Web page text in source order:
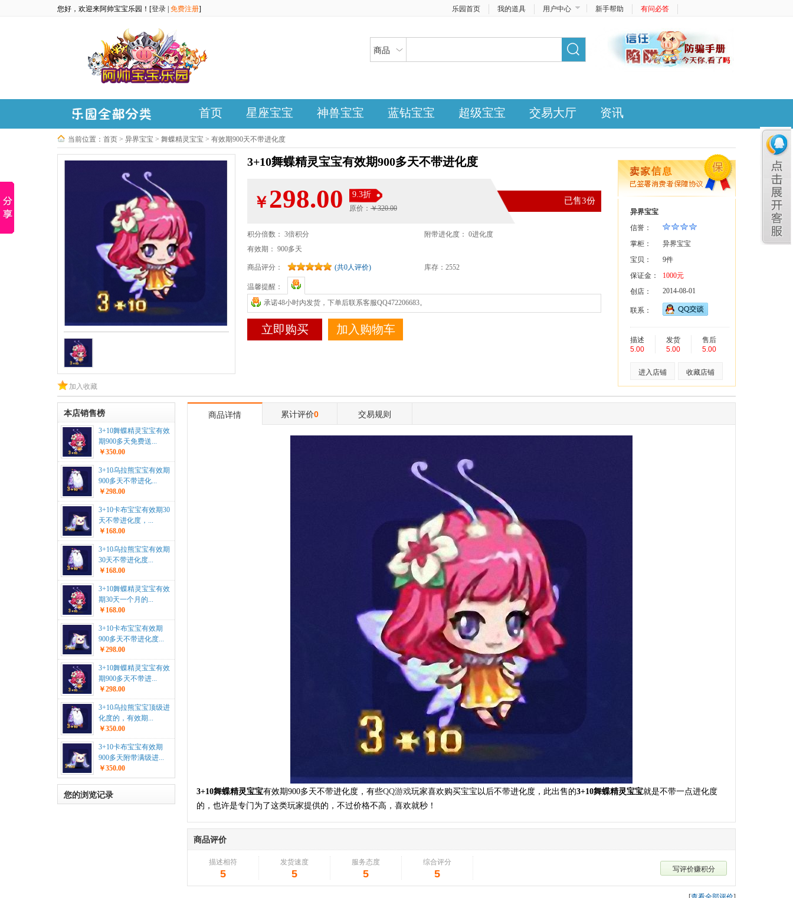
您好，欢迎来阿帅宝宝乐园！[登录 免费注册] 乐园首页 我的道具 用户中心 新手帮助 有问必答
商品
首页 星座宝宝 神兽宝宝 蓝钻宝宝 超级宝宝 交易大厅 资讯
当前位置： 首页 > 异界宝宝 > 舞蝶精灵宝宝 > 有效期900天不带进化度
加入收藏
3+10舞蝶精灵宝宝有效期900多天不带进化度
￥298.00 9.3折
原价： ￥320.00
已售3份
积分倍数： 3倍积分
附带进化度： 0进化度
有效期： 900多天
商品评分： (共0人评价) 库存： 2552
温馨提醒：
承诺48小时内发货，下单后联系客服QQ472206683。
立即购买 加入购物车
异界宝宝
信誉：
掌柜：
异界宝宝
宝贝：
9件
保证金：
1000元
创店：
2014-08-01
联系：
描述
5.00
发货
5.00
售后
5.00
进入店铺 收藏店铺
本店销售榜
3+10舞蝶精灵宝宝有效
期900多天免费送...
￥350.00
3+10乌拉熊宝宝有效期
900多天不带进化...
￥298.00
3+10卡布宝宝有效期30
天不带进化度，...
￥168.00
3+10乌拉熊宝宝有效期
30天不带进化度...
￥168.00
3+10舞蝶精灵宝宝有效
期30天一个月的...
￥168.00
3+10卡布宝宝有效期
900多天不带进化度...
￥298.00
3+10舞蝶精灵宝宝有效
期900多天不带进...
￥298.00
3+10乌拉熊宝宝顶级进
化度的，有效期...
￥350.00
3+10卡布宝宝有效期
900多天附带满级进...
￥350.00
您的浏览记录
商品详情 累计评价0 交易规则
3+10舞蝶精灵宝宝有效期900多天不带进化度，有些QQ游戏玩家喜欢购买宝宝以后不带进化度，此出售的3+10舞蝶精灵宝宝就是不带一点进化度
的，也许是专门为了这类玩家提供的，不过价格不高，喜欢就秒！
商品评价
描述相符
5
发货速度
5
服务态度
5
综合评分
5 写评价赚积分